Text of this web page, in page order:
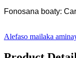
Fonosana boaty:
Alefaso mailaka